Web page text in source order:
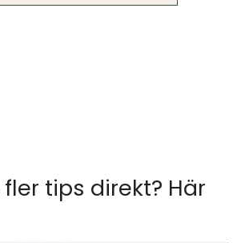
tips direkt? Här